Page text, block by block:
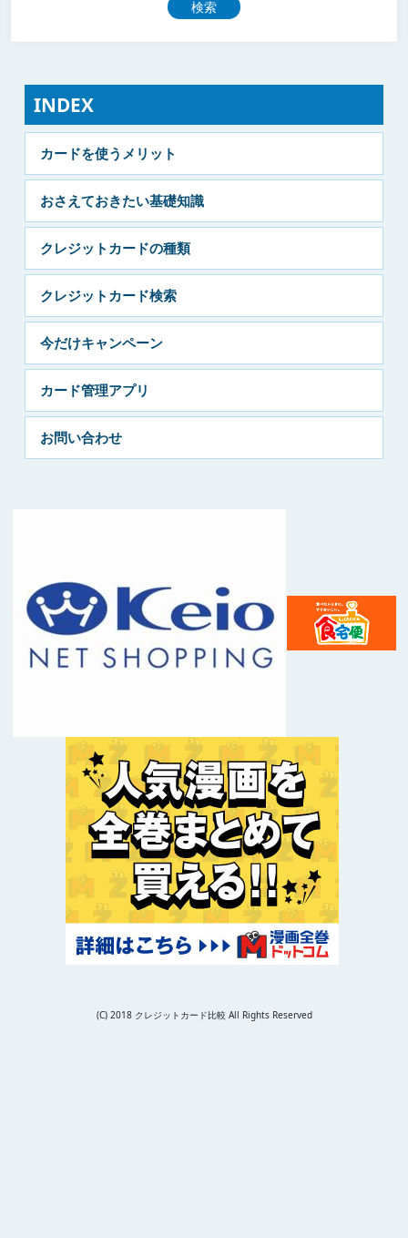
INDEX
カードを使うメリット
おさえておきたい基礎知識
クレジットカードの種類
クレジットカード検索
今だけキャンペーン
カード管理アプリ
お問い合わせ
(C) 2018 クレジットカード比較 All Rights Reserved